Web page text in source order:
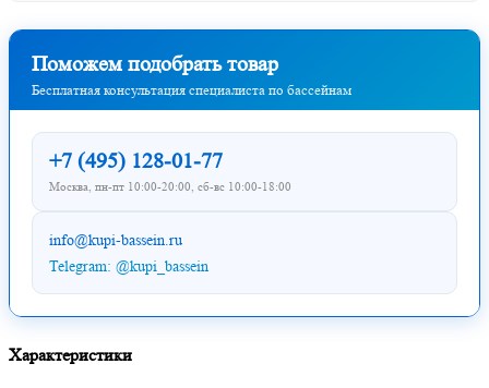
Поможем подобрать товар
Бесплатная консультация специалиста по бассейнам
+7 (495) 128-01-77
Москва, пн-пт 10:00-20:00, сб-вс 10:00-18:00
info@kupi-bassein.ru
Telegram: @kupi_bassein
Характеристики